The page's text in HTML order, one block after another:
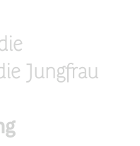
Jungfrau